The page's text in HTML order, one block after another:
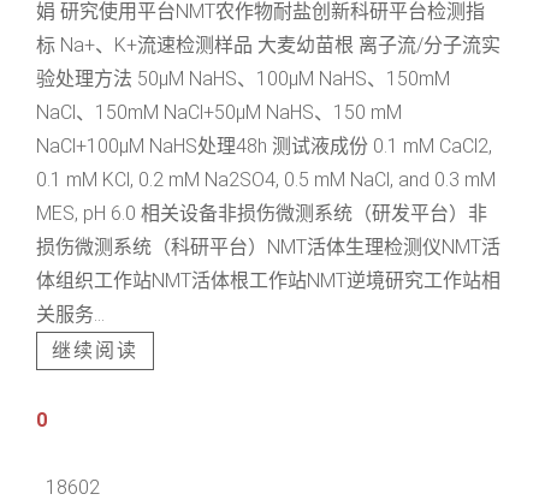
娟 研究使用平台NMT农作物耐盐创新科研平台检测指
标 Na+、K+流速检测样品 大麦幼苗根 离子流/分子流实
验处理方法 50μM NaHS、100μM NaHS、150mM
NaCl、150mM NaCl+50μM NaHS、150 mM
NaCl+100μM NaHS处理48h 测试液成份 0.1 mM CaCl2,
0.1 mM KCl, 0.2 mM Na2SO4, 0.5 mM NaCl, and 0.3 mM
MES, pH 6.0 相关设备非损伤微测系统（研发平台）非
损伤微测系统（科研平台）NMT活体生理检测仪NMT活
体组织工作站NMT活体根工作站NMT逆境研究工作站相
关服务...
继续阅读
0
18602